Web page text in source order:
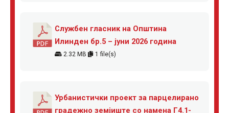
Службен гласник на Општина
Илинден бр.5 – јуни 2026 година
2.32 MB 1 file(s)
Урбанистички проект за парцелирано
градежно земјиште со намена Г4.1-